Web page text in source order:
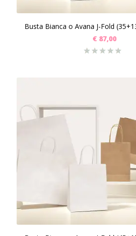
Busta Bianca o Avana J-Fold
€ 87,00